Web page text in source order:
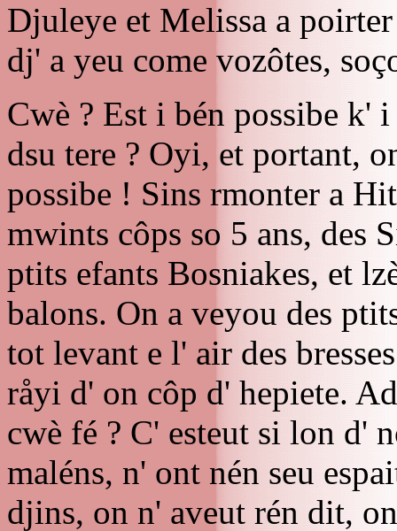
Djuleye et Melissa a
dj' a yeu come vozôtes,
Cwè ? Est i bén possibe k'
dsu tere ? Oyi, et portant,
possibe ! Sins rmonter a
mwints côps so 5 ans, des
ptits efants Bosniakes, et
balons. On a veyou des
tot levant e l' air des
råyi d' on côp d' hepiete.
cwè fé ? C' esteut si lon d'
maléns, n' ont nén seu
djins, on n' aveut rén dit,